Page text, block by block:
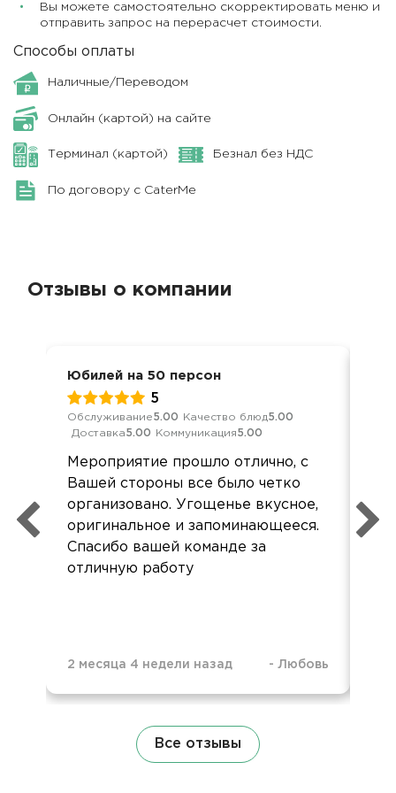
Вы можете самостоятельно скорректировать меню и
отправить запрос на перерасчет стоимости.
Способы оплаты
Наличные/Переводом
Онлайн (картой) на сайте
Терминал (картой) Безнал без НДС
По договору с CaterMe
Отзывы о компании
Юбилей на 50 персон
5
Обслуживание5.00 Качество блюд5.00
Доставка5.00 Коммуникация5.00
Мероприятие прошло отлично, с
Вашей стороны все было четко
организовано. Угощенье вкусное,
оригинальное и запоминающееся.
Спасибо вашей команде за
отличную работу
2 месяца 4 недели назад - Любовь
Все отзывы